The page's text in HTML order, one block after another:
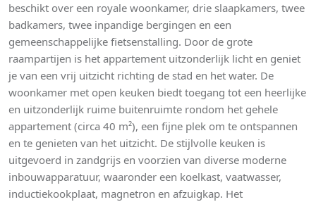
beschikt over een royale woonkamer, drie slaapkamers, twee
badkamers, twee inpandige bergingen en een
gemeenschappelijke fietsenstalling. Door de grote
raampartijen is het appartement uitzonderlijk licht en geniet
je van een vrij uitzicht richting de stad en het water. De
woonkamer met open keuken biedt toegang tot een heerlijke
en uitzonderlijk ruime buitenruimte rondom het gehele
appartement (circa 40 m²), een fijne plek om te ontspannen
en te genieten van het uitzicht. De stijlvolle keuken is
uitgevoerd in zandgrijs en voorzien van diverse moderne
inbouwapparatuur, waaronder een koelkast, vaatwasser,
inductiekookplaat, magnetron en afzuigkap. Het